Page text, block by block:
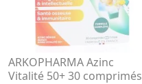
ARKOPHARMA Azinc
Vitalité 50+ 30 comprimés